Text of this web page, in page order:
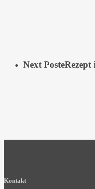
Next Post
Kontakt